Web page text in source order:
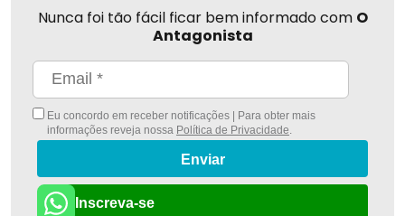
Nunca foi tão fácil ficar bem informado com O
Antagonista
Eu concordo em receber notificações | Para obter mais
informações reveja nossa Política de Privacidade
Enviar
Inscreva-se